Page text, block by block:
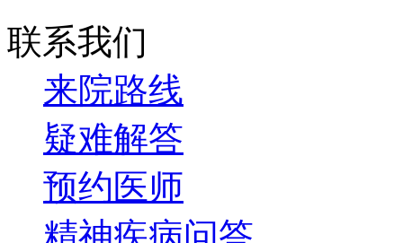
联系我们
来院路线
疑难解答
预约医师
精神疾病问答